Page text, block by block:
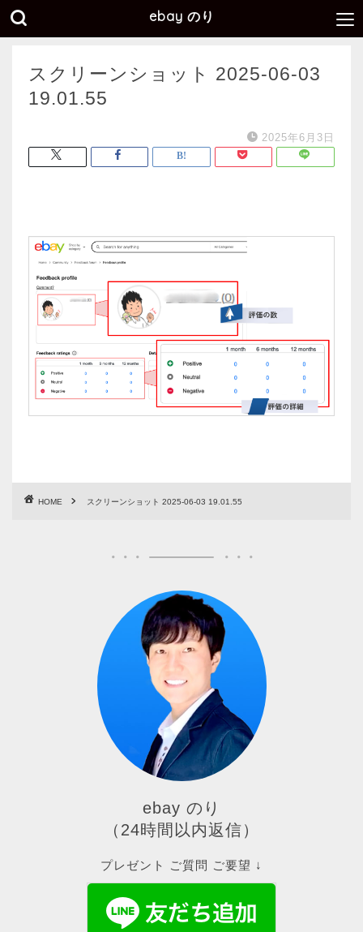
ebay のり
スクリーンショット 2025-06-03
19.01.55
2025年6月3日
HOME スクリーンショット 2025-06-03 19.01.55
ebay のり
（24時間以内返信）
プレゼント ご質問 ご要望 ↓